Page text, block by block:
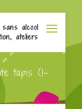
alcool
ateliers
tapis (1-